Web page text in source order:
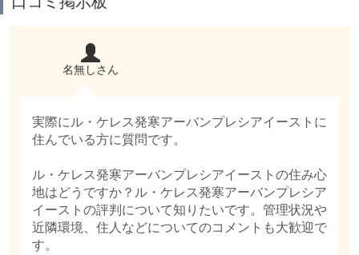
名無しさん
実際にル・ケレス発寒アーバンプレシアイーストに
住んでいる方に質問です。
ル・ケレス発寒アーバンプレシアイーストの住み心
地はどうですか？ル・ケレス発寒アーバンプレシア
イーストの評判について知りたいです。管理状況や
近隣環境、住人などについてのコメントも大歓迎で
す。